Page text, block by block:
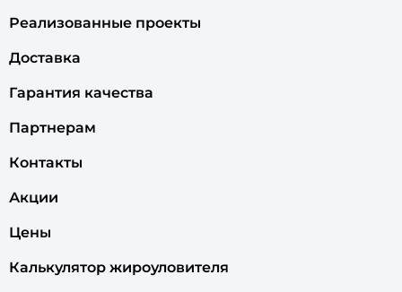
Реализованные проекты
Доставка
Гарантия качества
Партнерам
Контакты
Акции
Цены
Калькулятор жироуловителя